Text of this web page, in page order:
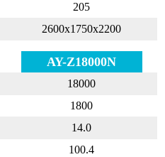
205
2600x1750x2200
AY-Z18000N
18000
1800
14.0
100.4